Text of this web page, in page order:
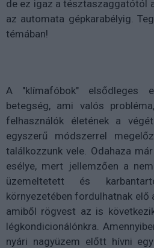
de ez igaz a tésztaszaggatótól
az automata gépkarabélyig.
témában!
A "klímafóbok" elsődleges
betegség, ami valós
felhasználók életének a
egyszerű módszerrel
találkozzunk vele. Odahaza
esélye, mert jellemzően a
üzemeltetett és
környezetében fordulhatnak elő
amiből rögvest az is
légkondicionálónkra.
nyári nagyüzem előtt hívni